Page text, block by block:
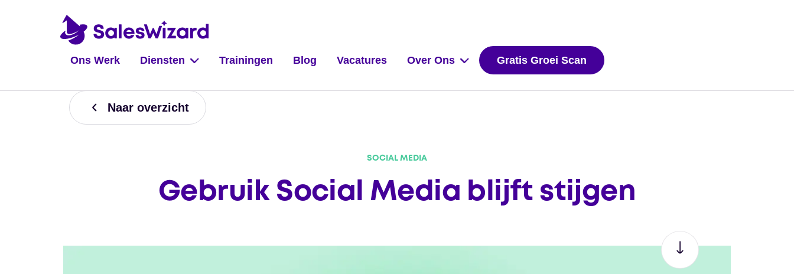
Ons Werk Diensten Trainingen Blog Vacatures Over Ons Gratis Groei Scan
Naar overzicht
SOCIAL MEDIA
Gebruik Social Media blijft stijgen